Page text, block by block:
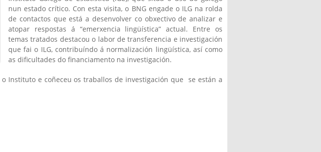
nun estado crítico. Con esta visita, o BNG engade o ILG na rolda
de contactos que está a desenvolver co obxectivo de analizar e
atopar respostas á “emerxencia lingüística” actual. Entre os
temas tratados destacou o labor de transferencia e investigación
que fai o ILG, contribuíndo á normalización lingüística, así como
as dificultades do financiamento na investigación.
Instituto e coñeceu os traballos de investigación que se están a